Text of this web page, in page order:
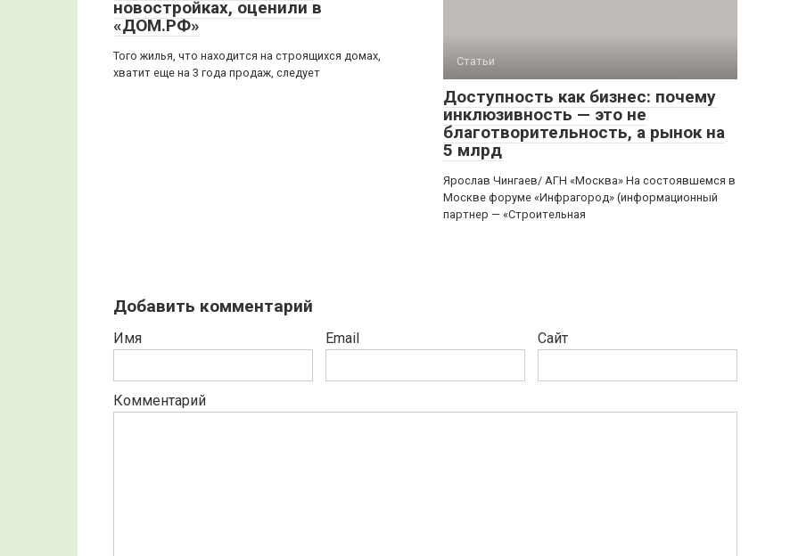
новостройках, оценили в
«ДОМ.РФ»
Того жилья, что находится на строящихся домах,
хватит еще на 3 года продаж, следует
Статьи
Доступность как бизнес: почему
инклюзивность — это не
благотворительность, а рынок на
5 млрд
Ярослав Чингаев/ АГН «Москва» На состоявшемся в
Москве форуме «Инфрагород» (информационный
партнер — «Строительная
Добавить комментарий
Имя Email Сайт
Комментарий